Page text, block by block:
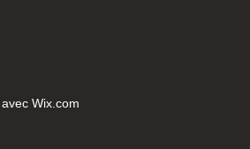
Wix.com